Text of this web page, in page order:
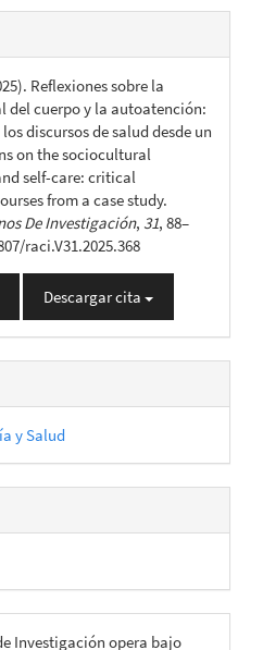
Reflexiones sobre la
cuerpo y la autoatención:
discursos de salud desde un
on the sociocultural
self-care: critical
from a case study.
De Investigación, 31, 88–
raci.V31.2025.368
Descargar cita
y Salud
Investigación opera bajo